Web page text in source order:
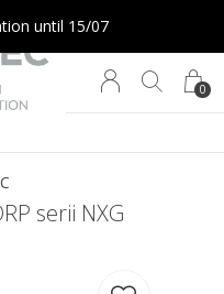
0
until 15/07
serii NXG